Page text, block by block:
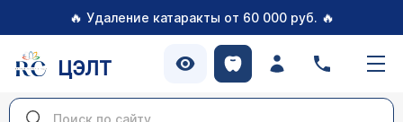
🔥 Удаление катаракты от 60 000 руб. 🔥
ЦЭЛТ